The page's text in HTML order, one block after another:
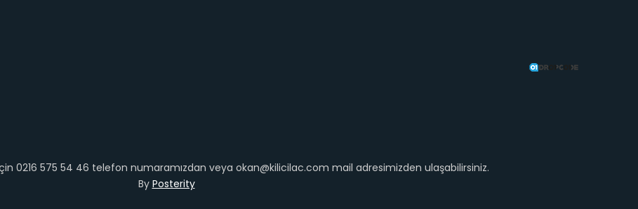
0216 575 54 46 telefon numaramızdan veya okan@kilicilac.com mail adresimizden ulaşabilirsiniz.
By Posterity